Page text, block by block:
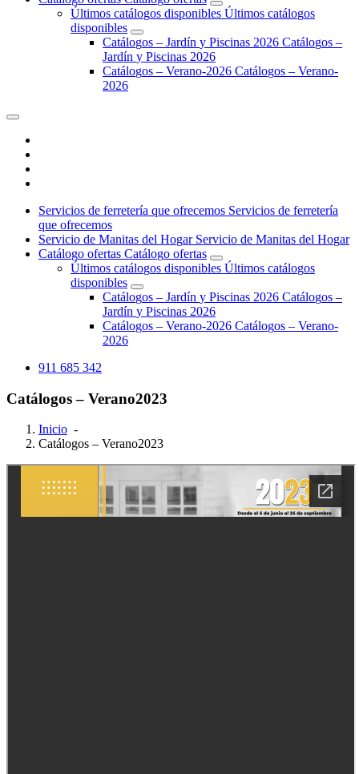
Últimos catálogos disponibles Últimos catálogos
disponibles
Catálogos – Jardín y Piscinas 2026 Catálogos –
Jardín y Piscinas 2026
Catálogos – Verano-2026 Catálogos – Verano-
2026
Servicios de ferretería que ofrecemos Servicios de ferretería
que ofrecemos
Servicio de Manitas del Hogar Servicio de Manitas del Hogar
Catálogo ofertas Catálogo ofertas
Últimos catálogos disponibles Últimos catálogos
disponibles
Catálogos – Jardín y Piscinas 2026 Catálogos –
Jardín y Piscinas 2026
Catálogos – Verano-2026 Catálogos – Verano-
2026
911 685 342
Catálogos – Verano2023
Inicio -
Catálogos – Verano2023